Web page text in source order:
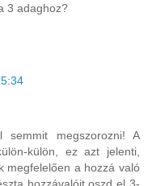
3 adaghoz?
megszorozni! A
külön, ez azt jelenti,
megfelelően a hozzá való